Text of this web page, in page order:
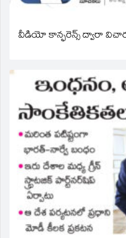
వీడియో కాన్ఫరెన్స్ ద్వారా